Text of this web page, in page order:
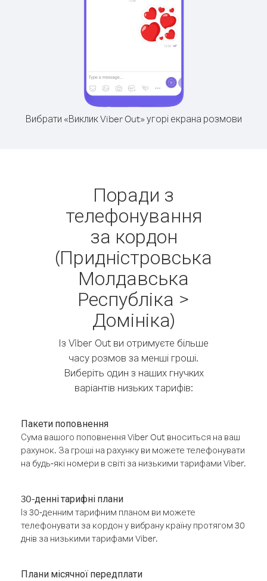
Вибрати «Виклик Viber Out» угорі екрана розмови
Поради з
телефонування
за кордон
(Придністровська
Молдавська
Республіка >
Домініка)
Із Viber Out ви отримуєте більше
часу розмов за менші гроші.
Виберіть один з наших гнучких
варіантів низьких тарифів:
Пакети поповнення
Сума вашого поповнення Viber Out вноситься на ваш
рахунок. За гроші на рахунку ви можете телефонувати
на будь-які номери в світі за низькими тарифами Viber.
30-денні тарифні плани
Із 30-денним тарифним планом ви можете
телефонувати за кордон у вибрану країну протягом 30
днів за низькими тарифами Viber.
Плани місячної передплати